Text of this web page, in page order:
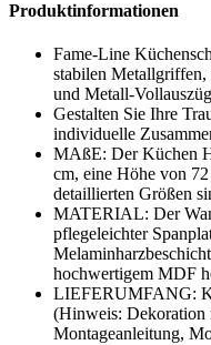
Produktinformationen
Fame-Line
stabilen Metallgriffen,
und Metall-
Gestalten Sie Ihre
individuelle
MAßE: Der Küchen
cm, eine Höhe von
detaillierten Größen
MATERIAL: Der
pflegeleichter
hochwertigem MDF
LIEFERUMFANG:
(Hinweis: Dekoration
Montageanleitung,